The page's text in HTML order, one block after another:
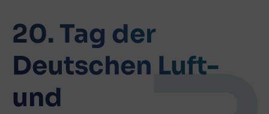
20. Tag der
Deutschen Luft-
und